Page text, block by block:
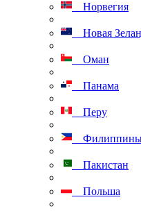
Норвегия
Новая
Оман
Панама
Перу
Пакистан
Польша